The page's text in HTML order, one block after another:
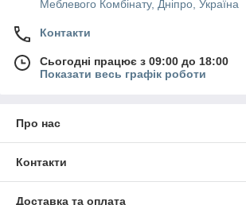
Меблевого Комбінату, Дніпро, Україна
Контакти
Сьогодні працює з 09:00 до 18:00
Показати весь графік роботи
Про нас
Контакти
Доставка та оплата